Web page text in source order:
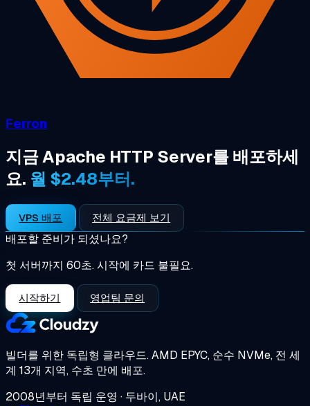
Ferron
지금 Apache HTTP Server를 배포하세
요. 월 $2.48부터.
VPS 배포 전체 요금제 보기
배포할 준비가 되셨나요?
첫 서버까지 60초. 시작에 카드 불필요.
시작하기 영업팀 문의
빌더를 위한 독립형 클라우드.AMD EPYC, 순수 NVMe, 전 세
계 13개 지역, 수초 만에 배포.
2008년부터 독립 운영 · 두바이, UAE